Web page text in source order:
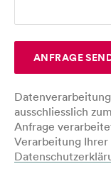
ANFRAGE
ausschliesslich
Anfrage
Verarbeitung